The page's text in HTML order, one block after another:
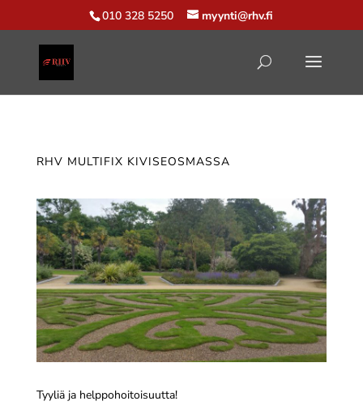
010 328 5250 myynti@rhv.fi
RHV MULTIFIX KIVISEOSMASSA
Tyyliä ja helppohoitoisuutta!